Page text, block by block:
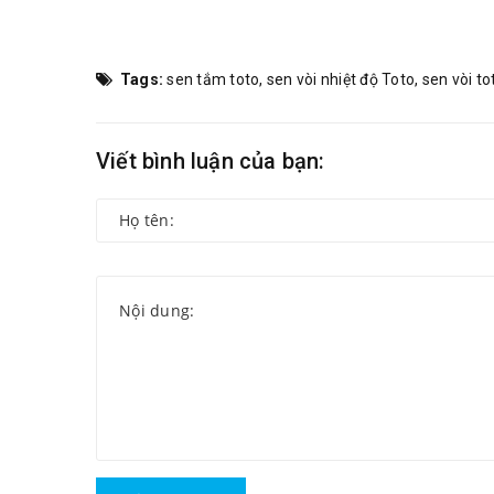
Tags: sen tắm toto, sen vòi nhiệt độ Toto, sen vòi
Viết bình luận của bạn: